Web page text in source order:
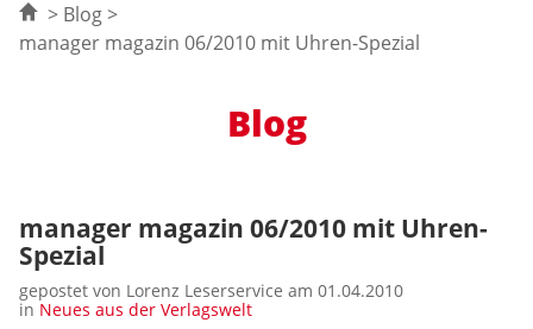
Blog
manager magazin 06/2010 mit Uhren-Spezial
Blog
manager magazin 06/2010 mit Uhren-
Spezial
gepostet von Lorenz Leserservice am 01.04.2010
in Neues aus der Verlagswelt